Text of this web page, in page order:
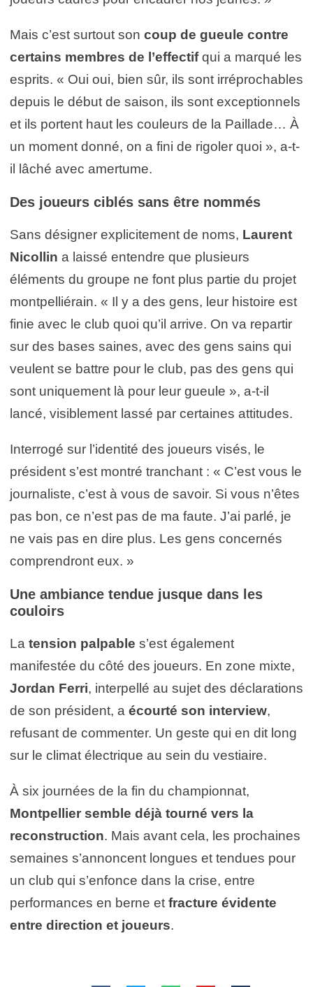
Mais c’est surtout son coup de gueule contre
certains membres de l’effectifqui a marqué les
esprits. « Oui oui, bien sûr, ils sont irréprochables
depuis le début de saison, ils sont exceptionnels
et ils portent haut les couleurs de la Paillade… À
un moment donné, on a fini de rigoler quoi », a-t-
il lâché avec amertume.
Des joueurs ciblés sans être nommés
Sans désigner explicitement de noms, Laurent
Nicollin a laissé entendre que plusieurs
éléments du groupe ne font plus partie du projet
montpelliérain. « Il y a des gens, leur histoire est
finie avec le club quoi qu’il arrive. On va repartir
sur des bases saines, avec des gens sains qui
veulent se battre pour le club, pas des gens qui
sont uniquement là pour leur gueule », a-t-il
lancé, visiblement lassé par certaines attitudes.
Interrogé sur l’identité des joueurs visés, le
président s’est montré tranchant : « C’est vous le
journaliste, c’est à vous de savoir. Si vous n’êtes
pas bon, ce n’est pas de ma faute. J’ai parlé, je
ne vais pas en dire plus. Les gens concernés
comprendront eux. »
Une ambiance tendue jusque dans les
couloirs
La tension palpable s’est également
manifestée du côté des joueurs. En zone mixte,
Jordan Ferri, interpellé au sujet des déclarations
de son président, a écourté son interview,
refusant de commenter. Un geste qui en dit long
sur le climat électrique au sein du vestiaire.
À six journées de la fin du championnat,
Montpellier semble déjà tourné vers la
reconstruction. Mais avant cela, les prochaines
semaines s’annoncent longues et tendues pour
un club qui s’enfonce dans la crise, entre
performances en berne et fracture évidente
entre direction et joueurs.